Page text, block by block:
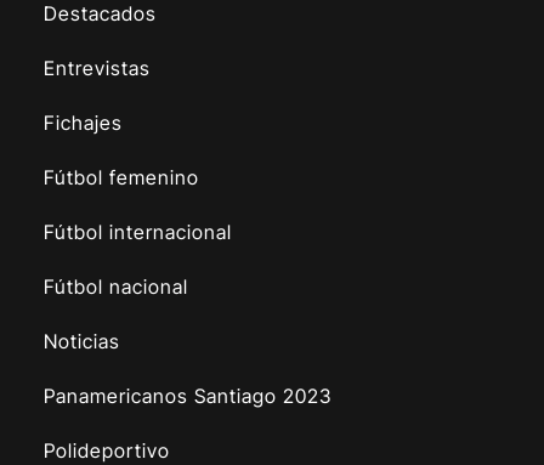
Destacados
Entrevistas
Fichajes
Fútbol femenino
Fútbol internacional
Fútbol nacional
Noticias
Panamericanos Santiago 2023
Polideportivo